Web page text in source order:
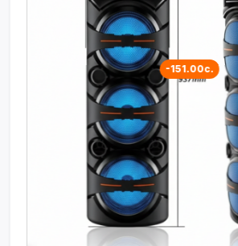
-151.00с.